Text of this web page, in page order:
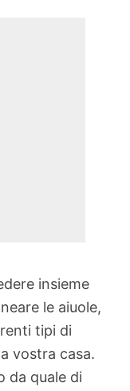
insieme
le aiuole,
tipi di
vostra casa.
da quale di